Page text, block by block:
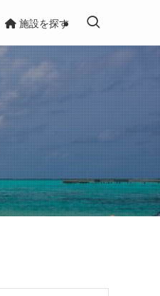
施設を探す